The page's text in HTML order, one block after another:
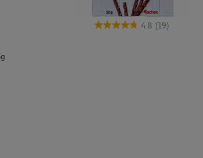
4.8 (19)